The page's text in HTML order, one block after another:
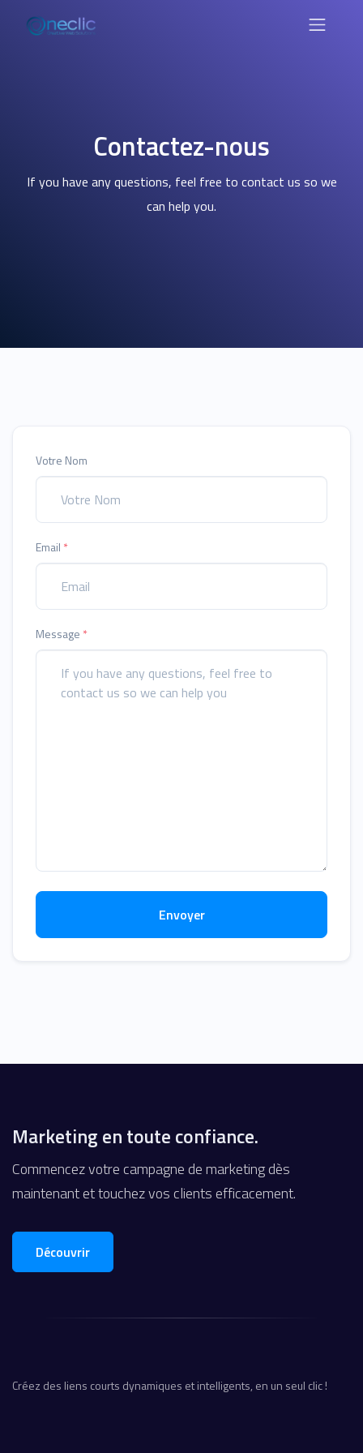
Contactez-nous
If you have any questions, feel free to contact us so we
can help you.
Votre Nom
Email *
Message *
Envoyer
Marketing en toute confiance.
Commencez votre campagne de marketing dès
maintenant et touchez vos clients efficacement.
Découvrir
Créez des liens courts dynamiques et intelligents, en un seul clic !